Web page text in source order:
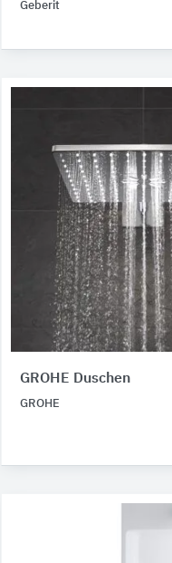
Geberit
GROHE Duschen
GROHE